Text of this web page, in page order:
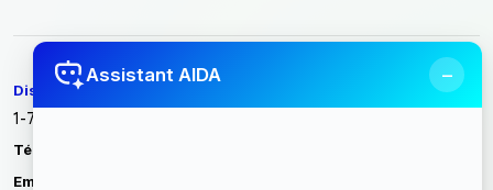
Assistant AIDA −
Discovery Intech France
1-7 Cours Valmy 92923 Paris La Défense / France
Tél :
Email :